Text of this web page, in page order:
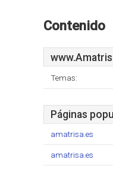
Contenido
Temas:
Páginas
amatrisa.es
amatrisa.es